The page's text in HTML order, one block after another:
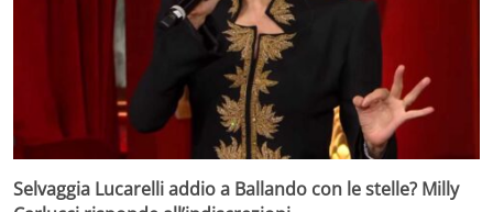
Selvaggia Lucarelli addio a Ballando con le stelle? Milly